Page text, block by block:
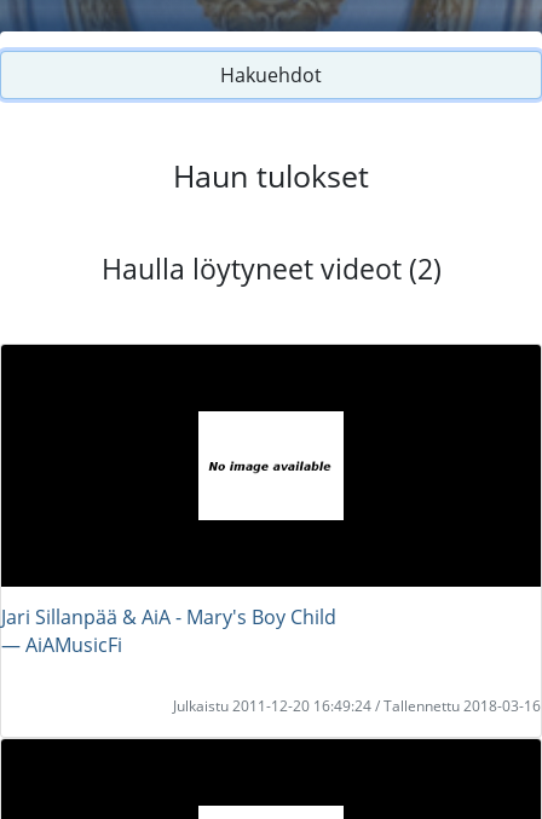
Hakuehdot
Haun tulokset
Haulla löytyneet videot (2)
Jari Sillanpää & AiA - Mary's Boy Child
― AiAMusicFi
Julkaistu 2011-12-20 16:49:24 / Tallennettu 2018-03-16